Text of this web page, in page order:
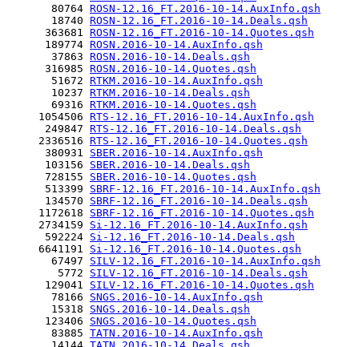
       80764
ROSN-12.16_FT.2016-10-14.AuxInfo.qsh
       18740
ROSN-12.16_FT.2016-10-14.Deals.qsh
      363681
ROSN-12.16_FT.2016-10-14.Quotes.qsh
      189774
ROSN.2016-10-14.AuxInfo.qsh
       37863
ROSN.2016-10-14.Deals.qsh
      316985
ROSN.2016-10-14.Quotes.qsh
       51672
RTKM.2016-10-14.AuxInfo.qsh
       10237
RTKM.2016-10-14.Deals.qsh
       69316
RTKM.2016-10-14.Quotes.qsh
     1054506
RTS-12.16_FT.2016-10-14.AuxInfo.qsh
      249847
RTS-12.16_FT.2016-10-14.Deals.qsh
     2336516
RTS-12.16_FT.2016-10-14.Quotes.qsh
      380931
SBER.2016-10-14.AuxInfo.qsh
      103156
SBER.2016-10-14.Deals.qsh
      728155
SBER.2016-10-14.Quotes.qsh
      513399
SBRF-12.16_FT.2016-10-14.AuxInfo.qsh
      134570
SBRF-12.16_FT.2016-10-14.Deals.qsh
     1172618
SBRF-12.16_FT.2016-10-14.Quotes.qsh
     2734159
Si-12.16_FT.2016-10-14.AuxInfo.qsh
      592224
Si-12.16_FT.2016-10-14.Deals.qsh
     6641191
Si-12.16_FT.2016-10-14.Quotes.qsh
       67497
SILV-12.16_FT.2016-10-14.AuxInfo.qsh
        5772
SILV-12.16_FT.2016-10-14.Deals.qsh
      129041
SILV-12.16_FT.2016-10-14.Quotes.qsh
       78166
SNGS.2016-10-14.AuxInfo.qsh
       15318
SNGS.2016-10-14.Deals.qsh
      123406
SNGS.2016-10-14.Quotes.qsh
       83885
TATN.2016-10-14.AuxInfo.qsh